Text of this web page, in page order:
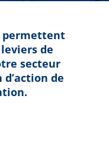
permettent
de
secteur
d’action de